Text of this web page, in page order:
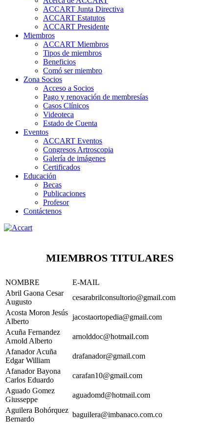
ACCART Junta Directiva
ACCART Estatutos
ACCART Presidente
Miembros
ACCART Miembros
Tipos de miembros
Beneficios
Comó ser miembro
Zona Socios
Acceso a Socios
Pago y renovación de membresías
Casos Clínicos
Videoteca
Estado de Cuenta
Eventos
ACCART Eventos
Congresos Artroscopia
Galería de imágenes
Certificados
Educación
Becas
Publicaciones
Profesor
Contáctenos
MIEMBROS TITULARES
NOMBRE
E-MAIL
Abril Gaona Cesar
Augusto
cesarabrilconsultorio@gmail.com
Acosta Moron Jesús
Alberto
jacostaortopedia@gmail.com
Acuña Fernandez
Arnold Alberto
arnolddoc@hotmail.com
Afanador Acuña
Edgar William
drafanador@gmail.com
Afanador Bayona
Carlos Eduardo
carafan10@gmail.com
Aguado Gomez
Giusseppe
aguadomd@hotmail.com
Aguilera Bohórquez
Bernardo
baguilera@imbanaco.com.co